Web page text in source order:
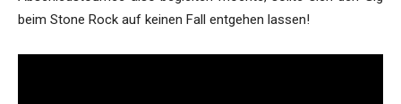
beim Stone Rock auf keinen Fall entgehen lassen!